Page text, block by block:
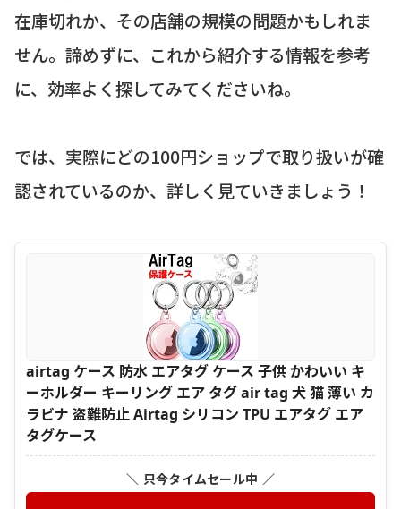
在庫切れか、その店舗の規模の問題かもしれま
せん。諦めずに、これから紹介する情報を参考
に、効率よく探してみてくださいね。
では、実際にどの100円ショップで取り扱いが確
認されているのか、詳しく見ていきましょう！
airtag ケース 防水 エアタグ ケース 子供 かわいい キ
ーホルダー キーリング エア タグ air tag 犬 猫 薄い カ
ラビナ 盗難防止 Airtag シリコン TPU エアタグ エア
タグケース
＼ 只今タイムセール中 ／